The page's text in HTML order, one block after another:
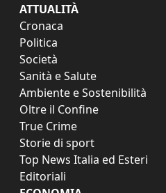
ATTUALITÀ
Cronaca
Politica
Società
Sanità e Salute
Ambiente e Sostenibilità
Oltre il Confine
True Crime
Storie di sport
Top News Italia ed Esteri
Editoriali